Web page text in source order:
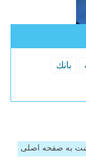
بانك
به صفحه اصلی